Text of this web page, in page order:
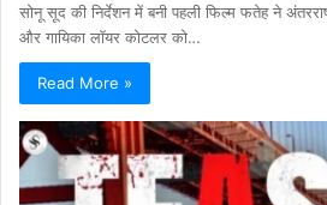
सोनू सूद की निर्देशन में बनी पहली फिल्म फतेह ने
और गायिका लॉयर कोटलर को…
Read More »